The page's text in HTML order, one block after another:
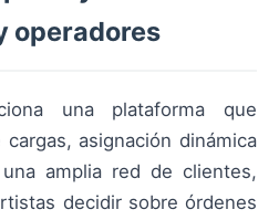
operadores
una plataforma que
asignación dinámica
amplia red de clientes,
decidir sobre órdenes